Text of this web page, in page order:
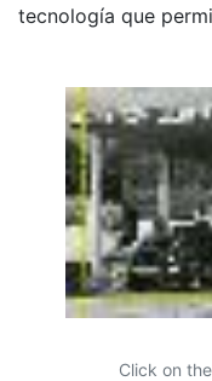
tecnología que
Click on